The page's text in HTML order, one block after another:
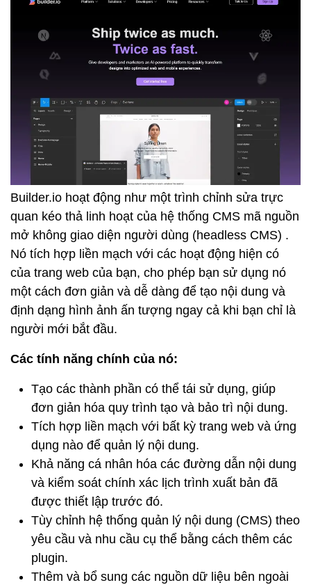
Builder.io hoạt động như một trình chỉnh sửa trực
quan kéo thả linh hoạt của hệ thống CMS mã nguồn
mở không giao diện người dùng (headless CMS) .
Nó tích hợp liền mạch với các hoạt động hiện có
của trang web của bạn, cho phép bạn sử dụng nó
một cách đơn giản và dễ dàng để tạo nội dung và
định dạng hình ảnh ấn tượng ngay cả khi bạn chỉ là
người mới bắt đầu.
Các tính năng chính của nó:
Tạo các thành phần có thể tái sử dụng, giúp
đơn giản hóa quy trình tạo và bảo trì nội dung.
Tích hợp liền mạch với bất kỳ trang web và ứng
dụng nào để quản lý nội dung.
Khả năng cá nhân hóa các đường dẫn nội dung
và kiểm soát chính xác lịch trình xuất bản đã
được thiết lập trước đó.
Tùy chỉnh hệ thống quản lý nội dung (CMS) theo
yêu cầu và nhu cầu cụ thể bằng cách thêm các
plugin.
Thêm và bổ sung các nguồn dữ liệu bên ngoài